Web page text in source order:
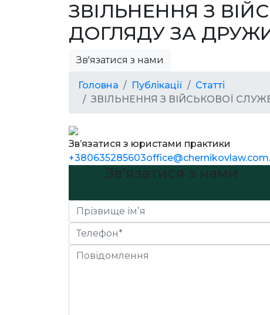
ЗВІЛЬНЕННЯ З
ДОГЛЯДУ ЗА
Зв'язатися з нами
Головна Публікації
Статті
ЗВІЛЬНЕННЯ З ВІЙСЬКОВОЇ
Зв’язатися з юристами практики
+380635285603
Зв'язатися з нами